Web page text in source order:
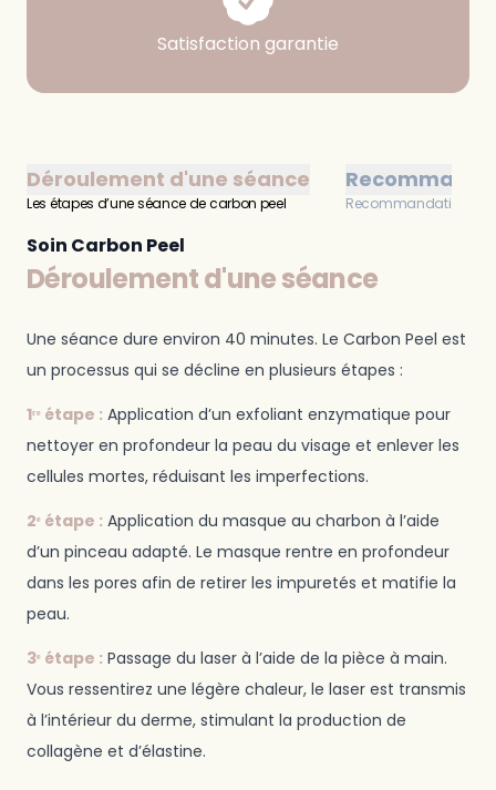
Satisfaction garantie
Déroulement d'une séance
Les étapes d’une séance de carbon peel Recommandations
Soin Carbon Peel
Déroulement d'une séance
Une séance dure environ 40 minutes. Le Carbon Peel est
un processus qui se décline en plusieurs étapes :
1ʳᵉ étape : Application d’un exfoliant enzymatique pour
nettoyer en profondeur la peau du visage et enlever les
cellules mortes, réduisant les imperfections.
2ᵉ étape : Application du masque au charbon à l’aide
d’un pinceau adapté. Le masque rentre en profondeur
dans les pores afin de retirer les impuretés et matifie la
peau.
3ᵉ étape : Passage du laser à l’aide de la pièce à main.
Vous ressentirez une légère chaleur, le laser est transmis
à l’intérieur du derme, stimulant la production de
collagène et d’élastine.